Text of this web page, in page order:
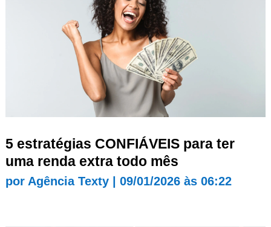
5 estratégias CONFIÁVEIS para ter
uma renda extra todo mês
por Agência Texty| 09/01/2026 às 06:22